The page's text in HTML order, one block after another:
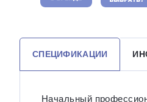
СПЕЦИФИКАЦИИ
Начальный